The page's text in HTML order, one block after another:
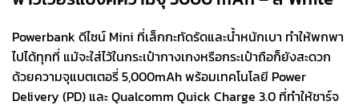
Powerbank ดีไซน์ Mini ที่เล็กกะทัดรัดและน้ำหนักเบา ทำให้พกพา
ไปได้ทุกที่ แม้จะใส่ไว้ในกระเป๋ากางเกงหรือกระเป๋าถือก็ยังสะดวก
ด้วยความจุแบตเตอรี่ 5,000mAh พร้อมเทคโนโลยี Power
Delivery (PD) และ Qualcomm Quick Charge 3.0 ที่ทำให้ชาร์จ